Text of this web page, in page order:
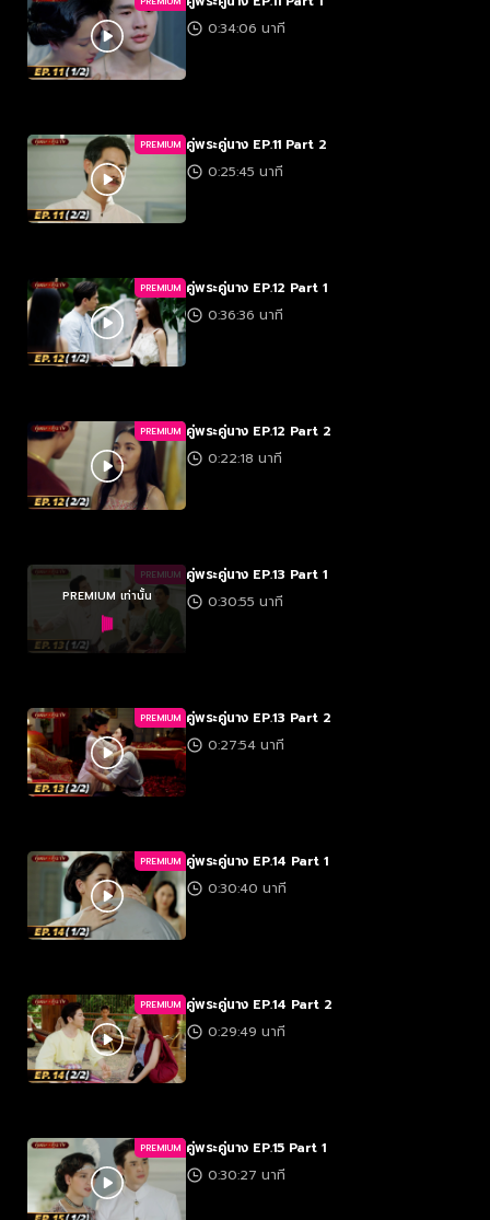
0:34:06 นาที
PREMIUM คู่พระคู่นาง EP.11 Part 2
0:25:45 นาที
PREMIUM คู่พระคู่นาง EP.12 Part 1
0:36:36 นาที
PREMIUM คู่พระคู่นาง EP.12 Part 2
0:22:18 นาที
PREMIUM
PREMIUM เท่านั้น
คู่พระคู่นาง EP.13 Part 1
0:30:55 นาที
PREMIUM คู่พระคู่นาง EP.13 Part 2
0:27:54 นาที
PREMIUM คู่พระคู่นาง EP.14 Part 1
0:30:40 นาที
PREMIUM คู่พระคู่นาง EP.14 Part 2
0:29:49 นาที
PREMIUM คู่พระคู่นาง EP.15 Part 1
0:30:27 นาที